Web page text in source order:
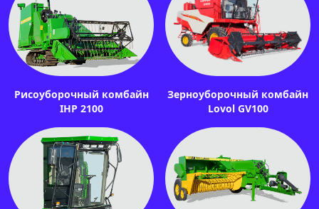
Рисоуборочный комбайн
IHP 2100
Зерноуборочный комбайн
Lovol GV100